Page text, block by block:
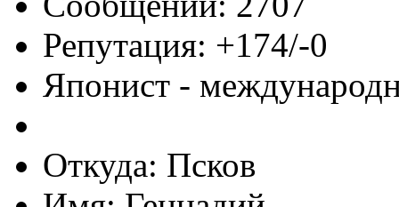
Репутация: +174/-0
Японист -
Откуда: Псков